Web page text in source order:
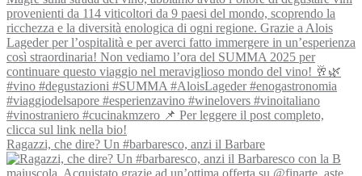
Ragazzi, che dire? Un #barbaresco, anzi il Barbare